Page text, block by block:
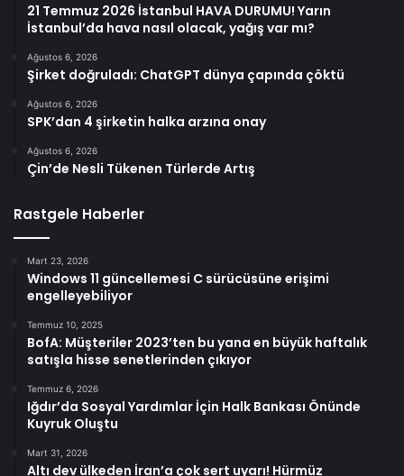
21 Temmuz 2026 İstanbul HAVA DURUMU! Yarın
İstanbul’da hava nasıl olacak, yağış var mı?
Ağustos 6, 2026
Şirket doğruladı: ChatGPT dünya çapında çöktü
Ağustos 6, 2026
SPK’dan 4 şirketin halka arzına onay
Ağustos 6, 2026
Çin’de Nesli Tükenen Türlerde Artış
Rastgele Haberler
Mart 23, 2026
Windows 11 güncellemesi C sürücüsüne erişimi
engelleyebiliyor
Temmuz 10, 2025
BofA: Müşteriler 2023’ten bu yana en büyük haftalık
satışla hisse senetlerinden çıkıyor
Temmuz 6, 2026
Iğdır’da Sosyal Yardımlar İçin Halk Bankası Önünde
Kuyruk Oluştu
Mart 31, 2026
Altı dev ülkeden İran’a çok sert uyarı! Hürmüz